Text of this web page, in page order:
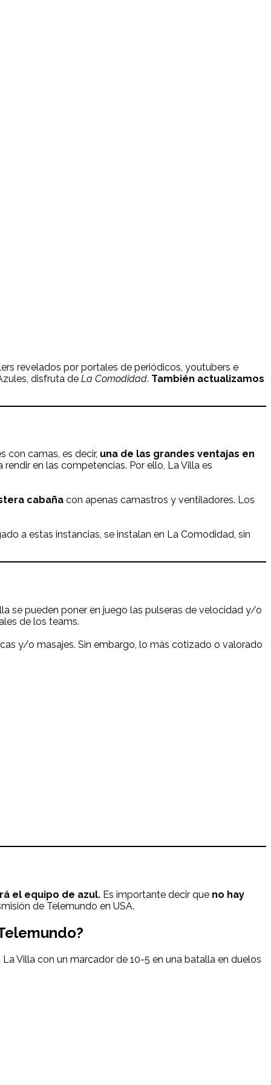
revelados por portales de periódicos, youtubers e
disfruta de La Comodidad. También actualizamos
con camas, es decir, una de las grandes ventajas en
rendir en las competencias. Por ello, La Villa es
cabaña con apenas camastros y ventiladores. Los
a estas instancias, se instalan en La Comodidad, sin
se pueden poner en juego las pulseras de velocidad y/o
de los teams.
y/o masajes. Sin embargo, lo más cotizado o valorado
el equipo de azul. Es importante decir que no hay
de Telemundo en USA.
Villa con un marcador de 10-5 en una batalla en duelos